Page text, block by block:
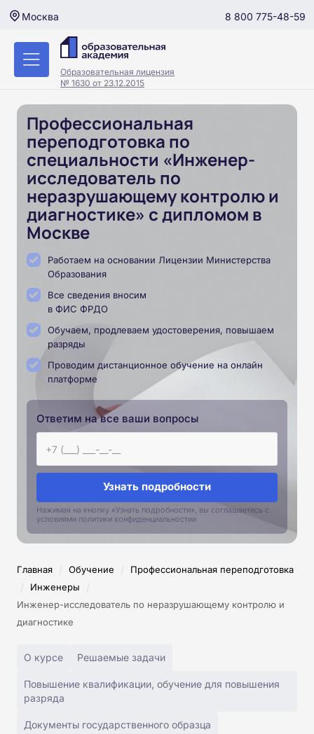
Москва 8 800 775-48-59
Образовательная лицензия
№ 1630 от 23.12.2015
Профессиональная
переподготовка по
специальности «Инженер-
исследователь по
неразрушающему контролю и
диагностике» с дипломом в
Москве
Работаем на основании Лицензии Министерства
Образования
Все сведения вносим
в ФИС ФРДО
Обучаем, продлеваем удостоверения, повышаем
разряды
Проводим дистанционное обучение на онлайн
платформе
Ответим на все ваши вопросы
Узнать подробности
Нажимая на кнопку «Узнать подробности», вы соглашаетесь с
условиями политики конфиденциальностии
Главная / Обучение / Профессиональная переподготовка
/ Инженеры /
Инженер-исследователь по неразрушающему контролю и
диагностике
О курсе Решаемые задачи
Повышение квалификации, обучение для повышения
разряда
Документы государственного образца